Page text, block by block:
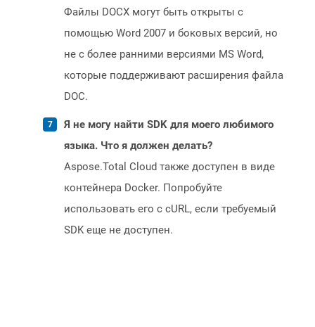
Файлы DOCX могут быть открыты с
помощью Word 2007 и боковых версий, но
не с более ранними версиями MS Word,
которые поддерживают расширения файла
DOC.
Я не могу найти SDK для моего любимого
языка. Что я должен делать?
Aspose.Total Cloud также доступен в виде
контейнера Docker. Попробуйте
использовать его с cURL, если требуемый
SDK еще не доступен.